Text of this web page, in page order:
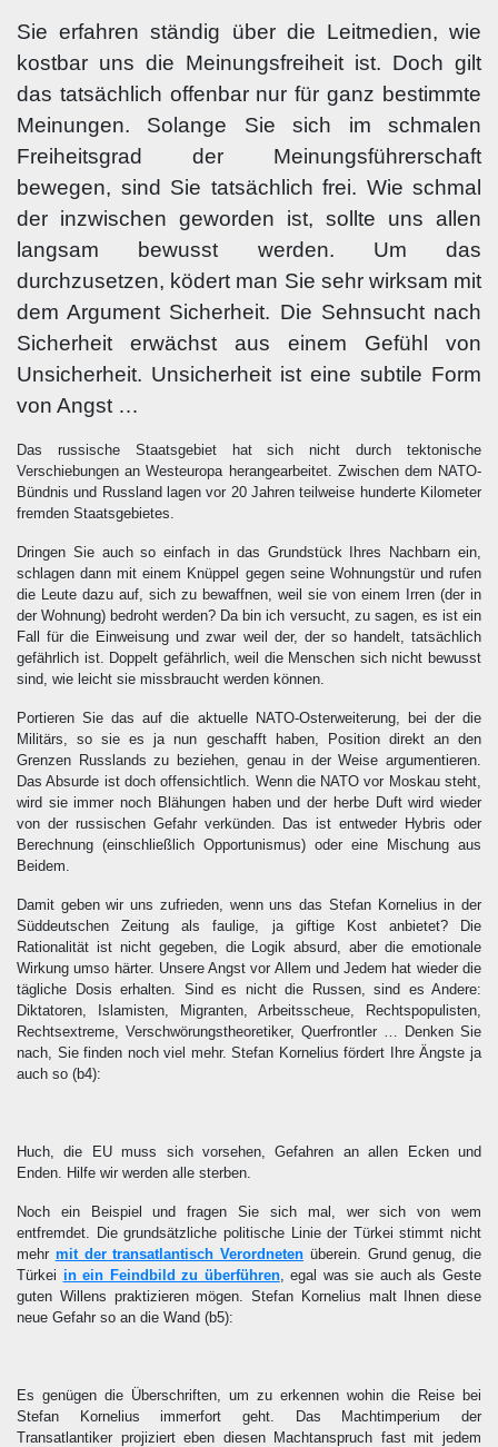
Sie erfahren ständig über die Leitmedien, wie
kostbar uns die Meinungsfreiheit ist. Doch gilt
das tatsächlich offenbar nur für ganz bestimmte
Meinungen. Solange Sie sich im schmalen
Freiheitsgrad der Meinungsführerschaft
bewegen, sind Sie tatsächlich frei. Wie schmal
der inzwischen geworden ist, sollte uns allen
langsam bewusst werden. Um das
durchzusetzen, ködert man Sie sehr wirksam mit
dem Argument Sicherheit. Die Sehnsucht nach
Sicherheit erwächst aus einem Gefühl von
Unsicherheit. Unsicherheit ist eine subtile Form
von Angst …
Das russische Staatsgebiet hat sich nicht durch tektonische
Verschiebungen an Westeuropa herangearbeitet. Zwischen dem NATO-
Bündnis und Russland lagen vor 20 Jahren teilweise hunderte Kilometer
fremden Staatsgebietes.
Dringen Sie auch so einfach in das Grundstück Ihres Nachbarn ein,
schlagen dann mit einem Knüppel gegen seine Wohnungstür und rufen
die Leute dazu auf, sich zu bewaffnen, weil sie von einem Irren (der in
der Wohnung) bedroht werden? Da bin ich versucht, zu sagen, es ist ein
Fall für die Einweisung und zwar weil der, der so handelt, tatsächlich
gefährlich ist. Doppelt gefährlich, weil die Menschen sich nicht bewusst
sind, wie leicht sie missbraucht werden können.
Portieren Sie das auf die aktuelle NATO-Osterweiterung, bei der die
Militärs, so sie es ja nun geschafft haben, Position direkt an den
Grenzen Russlands zu beziehen, genau in der Weise argumentieren.
Das Absurde ist doch offensichtlich. Wenn die NATO vor Moskau steht,
wird sie immer noch Blähungen haben und der herbe Duft wird wieder
von der russischen Gefahr verkünden. Das ist entweder Hybris oder
Berechnung (einschließlich Opportunismus) oder eine Mischung aus
Beidem.
Damit geben wir uns zufrieden, wenn uns das Stefan Kornelius in der
Süddeutschen Zeitung als faulige, ja giftige Kost anbietet? Die
Rationalität ist nicht gegeben, die Logik absurd, aber die emotionale
Wirkung umso härter. Unsere Angst vor Allem und Jedem hat wieder die
tägliche Dosis erhalten. Sind es nicht die Russen, sind es Andere:
Diktatoren, Islamisten, Migranten, Arbeitsscheue, Rechtspopulisten,
Rechtsextreme, Verschwörungstheoretiker, Querfrontler … Denken Sie
nach, Sie finden noch viel mehr. Stefan Kornelius fördert Ihre Ängste ja
auch so (b4):
Huch, die EU muss sich vorsehen, Gefahren an allen Ecken und
Enden. Hilfe wir werden alle sterben.
Noch ein Beispiel und fragen Sie sich mal, wer sich von wem
entfremdet. Die grundsätzliche politische Linie der Türkei stimmt nicht
mehr mit der transatlantisch Verordneten überein. Grund genug, die
Türkei in ein Feindbild zu überführen, egal was sie auch als Geste
guten Willens praktizieren mögen. Stefan Kornelius malt Ihnen diese
neue Gefahr so an die Wand (b5):
Es genügen die Überschriften, um zu erkennen wohin die Reise bei
Stefan Kornelius immerfort geht. Das Machtimperium der
Transatlantiker projiziert eben diesen Machtanspruch fast mit jedem